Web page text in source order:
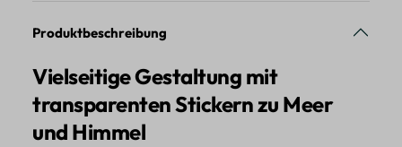
Produktbeschreibung
Vielseitige Gestaltung mit
transparenten Stickern zu Meer
und Himmel